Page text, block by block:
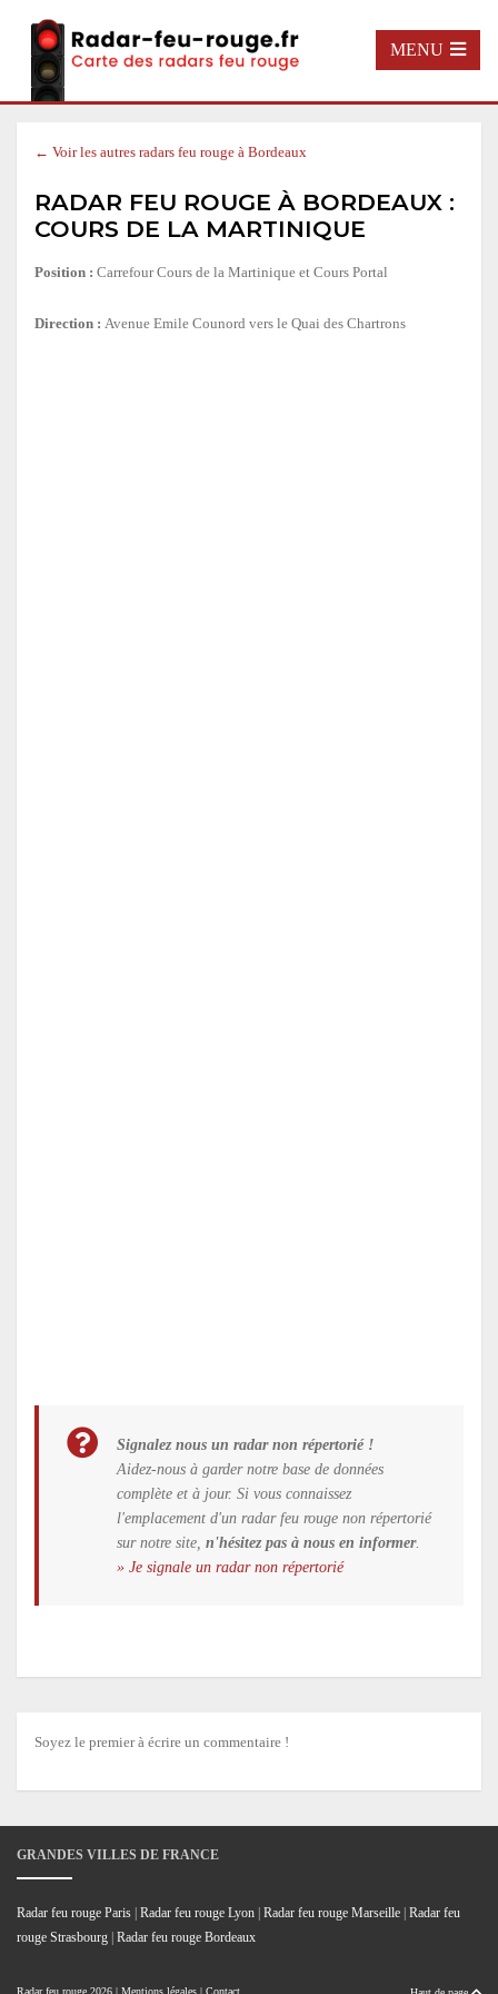
MENU
← Voir les autres radars feu rouge à Bordeaux
RADAR FEU ROUGE À BORDEAUX :
COURS DE LA MARTINIQUE
Position : Carrefour Cours de la Martinique et Cours Portal
Direction : Avenue Emile Counord vers le Quai des Chartrons
Signalez nous un radar non répertorié !
Aidez-nous à garder notre base de données
complète et à jour. Si vous connaissez
l'emplacement d'un radar feu rouge non répertorié
sur notre site, n'hésitez pas à nous en informer.
» Je signale un radar non répertorié
Soyez le premier à écrire un commentaire !
GRANDES VILLES DE FRANCE
Radar feu rouge Paris Radar feu rouge Lyon Radar feu rouge Marseille
Radar feu
rouge Strasbourg
Radar feu rouge Bordeaux
Radar feu rouge 2026 | Mentions légales | Contact